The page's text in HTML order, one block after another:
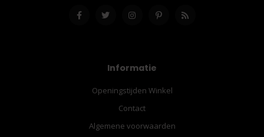
Informatie
Openingstijden Winkel
Contact
Algemene voorwaarden